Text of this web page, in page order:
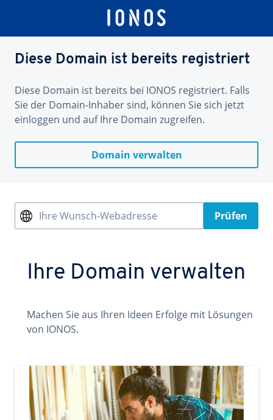
Diese Domain ist bereits registriert
Diese Domain ist bereits bei IONOS registriert. Falls
Sie der Domain-Inhaber sind, können Sie sich jetzt
einloggen und auf Ihre Domain zugreifen.
Domain verwalten
Ihre Wunsch-Webadresse Prüfen
Ihre Domain verwalten
Machen Sie aus Ihren Ideen Erfolge mit Lösungen
von IONOS.